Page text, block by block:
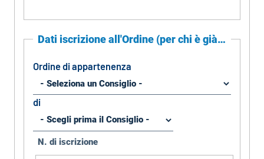
Dati iscrizione all'Ordine (per chi è già iscritto
Ordine di appartenenza
di
N. di iscrizione